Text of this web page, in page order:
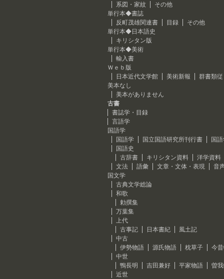
系図・家紋
その他
単行本◆書誌
反町茂雄関連書
目録
その他
単行本◆日本語史
キリシタン版
単行本◆美術
輸入書
Ｗｅｂ版
日本近代文学館
美術新報
群書類
美本なし
美本がありません
古書
書誌学・目録
言語学
国語学
国語学
国立国語研究所刊行書
国
国語史
古辞書
キリシタン資料
洋学資料
文法
語彙 文章・文体・表現
音
国文学
古典文学総論
和歌
勅撰集
万葉集
上代
古事記
日本書紀
風土記
中古
伊勢物語
源氏物語 枕草子
今
中世
鴨長明
吉田兼好 平家物語
曽
近世